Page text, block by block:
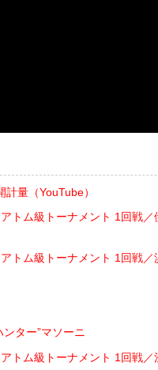
量（YouTube）
トム級トーナメント 1回戦
トム級トーナメント 1回戦
ター”マソーニ
トム級トーナメント 1回戦／